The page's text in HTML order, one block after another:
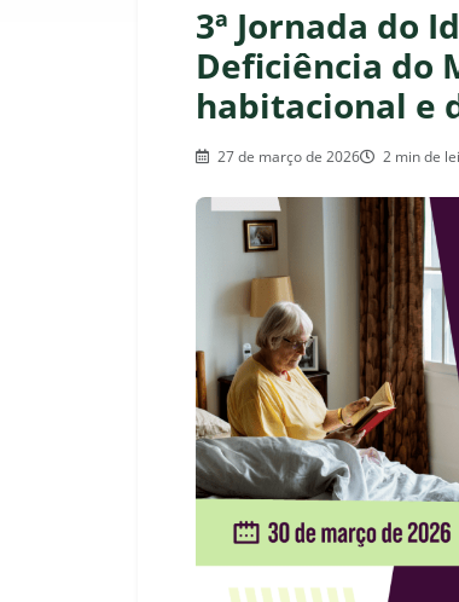
3ª Jornada do
Deficiência do
habitacional e
27 de março de 2026 2 min de